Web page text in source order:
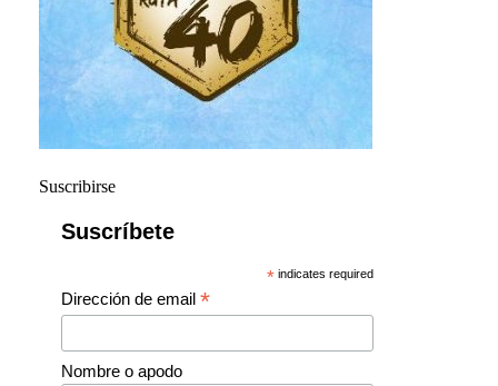
Suscribirse
Suscríbete
* indicates required
Dirección de email *
Nombre o apodo